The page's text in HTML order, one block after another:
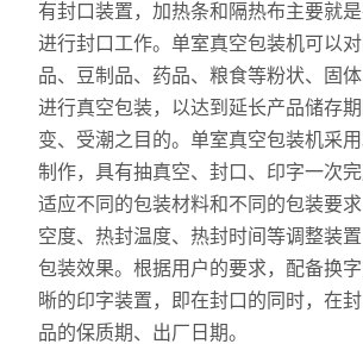
有封口装置，加热条和隔热布主要就
进行封口工作。单室真空包装机可以
品、豆制品、药品、粮食等粉状、固
进行真空包装，以达到延长产品储存
变、受潮之目的。单室真空包装机采
制作，具有抽真空、封口、印字一次
适应不同的包装材料和不同的包装要
空度、热封温度、热封时间等调整装
包装效果。根据用户的要求，配备换
晰的印字装置，即在封口的同时，在
品的保质期、出厂日期。